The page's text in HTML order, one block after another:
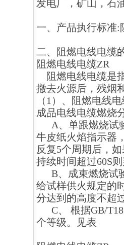
发电厂，矿山，石
一、产品执行标准:
二、阻燃电线电缆
阻燃电线电缆ZR
阻燃电线电缆是
撤去火源后，残烟
（ 1）、阻燃电线
成品电线电缆燃烧
A、单跟燃烧试
牛皮纸火焰指示器
反复5个周期后，
持续时间超过60S
B、成束燃烧试
给试样供火规定的
分达到的高度不超
C、 根据GB/
个等级。见表